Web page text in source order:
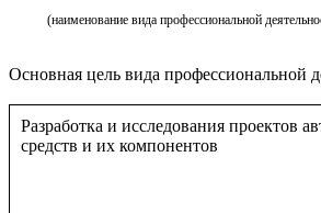
(наименование вида профессиональной
Основная цель вида профессиональной
Разработка и исследования проектов
средств и их компонентов